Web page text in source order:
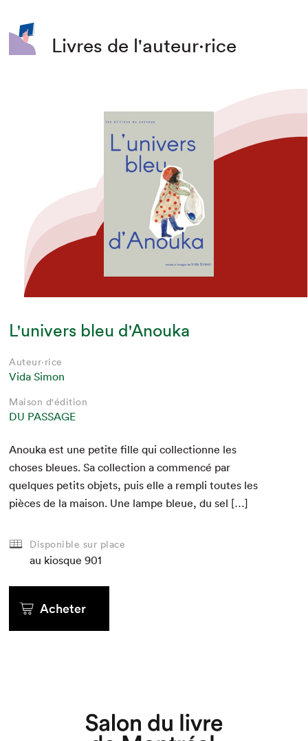
Livres de l'auteur·rice
L'univers bleu d'Anouka
Auteur·rice
Vida Simon
Maison d'édition
DU PASSAGE
Anou­ka est une petite fille qui col­lec­tionne les
choses bleues. Sa col­lec­tion a com­mencé par
quelques petits objets, puis elle a rem­pli toutes les
pièces de la mai­son. Une lampe bleue, du sel […]
Disponible sur place
au kiosque 901
Acheter